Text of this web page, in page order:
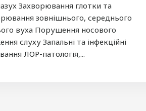
Захворювання глотки та
зовнішнього, середнього
вуха Порушення носового
слуху Запальні та інфекційні
ЛОР-патологія,...